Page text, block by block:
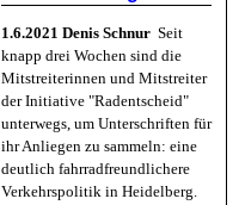
1.6.2021 Denis Schnur Seit
knapp drei Wochen sind die
Mitstreiterinnen und Mitstreiter
der Initiative "Radentscheid"
unterwegs, um Unterschriften für
ihr Anliegen zu sammeln: eine
deutlich fahrradfreundlichere
Verkehrspolitik in Heidelberg.